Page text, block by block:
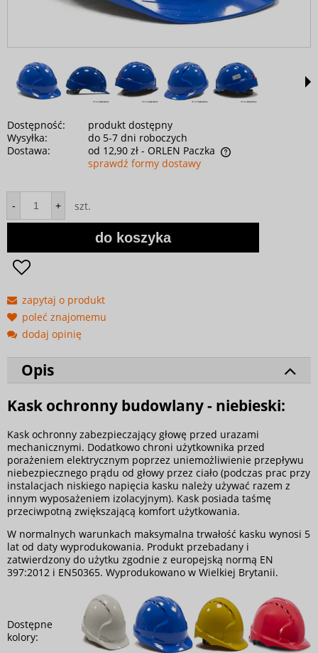
Dostępność:
produkt dostępny
Wysyłka:
do 5-7 dni roboczych
Dostawa:
od 12,90 zł - ORLEN Paczka
sprawdź formy dostawy
- + szt.
do koszyka
zapytaj o produkt
poleć znajomemu
dodaj opinię
Opis
Kask ochronny budowlany - niebieski:
Kask ochronny zabezpieczający głowę przed urazami
mechanicznymi. Dodatkowo chroni użytkownika przed
porażeniem elektrycznym poprzez uniemożliwienie przepływu
niebezpiecznego prądu od głowy przez ciało (podczas prac przy
instalacjach niskiego napięcia kasku należy używać razem z
innym wyposażeniem izolacyjnym). Kask posiada taśmę
przeciwpotną zwiększającą komfort użytkowania.
W normalnych warunkach maksymalna trwałość kasku wynosi 5
lat od daty wyprodukowania. Produkt przebadany i
zatwierdzony do użytku zgodnie z europejską normą EN
397:2012 i EN50365. Wyprodukowano w Wielkiej Brytanii.
Dostępne
kolory: